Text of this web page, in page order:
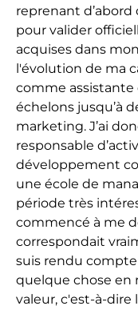
reprenant
pour valider
acquises dans
l'évolution de ma
comme
échelons jusqu’à
marketing. J’ai
responsable
développement
une école de
période très
commencé à me
correspondait
suis rendu compte
quelque chose en
valeur, c'est-à-dire